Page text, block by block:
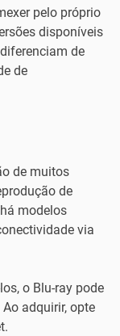
pelo próprio
disponíveis
de
de
de muitos
de
modelos
via
o Blu-ray pode
adquirir, opte